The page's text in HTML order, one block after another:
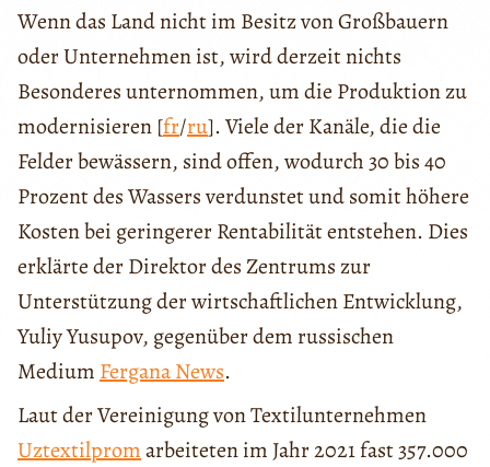
Wenn das Land nicht im Besitz von Großbauern
oder Unternehmen ist, wird derzeit nichts
Besonderes unternommen, um die Produktion zu
modernisieren [fr/ru]. Viele der Kanäle, die die
Felder bewässern, sind offen, wodurch 30 bis 40
Prozent des Wassers verdunstet und somit höhere
Kosten bei geringerer Rentabilität entstehen. Dies
erklärte der Direktor des Zentrums zur
Unterstützung der wirtschaftlichen Entwicklung,
Yuliy Yusupov, gegenüber dem russischen
Medium Fergana News.
Laut der Vereinigung von Textilunternehmen
Uztextilpromarbeiteten im Jahr 2021 fast 357.000